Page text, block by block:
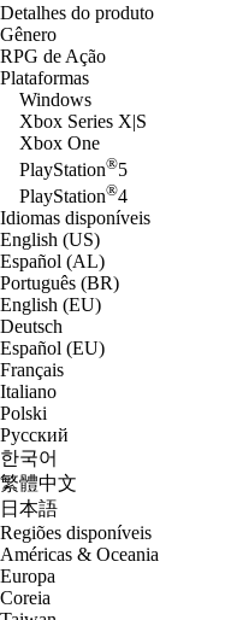
Detalhes do produto
Gênero
RPG de Ação
Plataformas
Windows
Xbox Series X|S
Xbox One
PlayStation®5
PlayStation®4
Idiomas disponíveis
English (US)
Español (AL)
Português (BR)
English (EU)
Deutsch
Español (EU)
Français
Italiano
Polski
Русский
한국어
繁體中文
日本語
Regiões disponíveis
Américas & Oceania
Europa
Coreia